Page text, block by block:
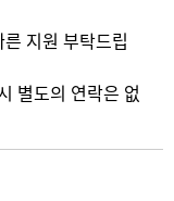
지원 부탁드립
별도의 연락은 없